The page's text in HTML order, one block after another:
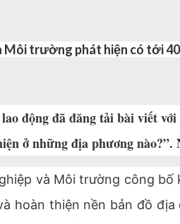
Môi trường phát hiện có tới
động đã đăng tải bài viết
ở những địa phương nào?”.
và Môi trường công bố
hoàn thiện nền bản đồ